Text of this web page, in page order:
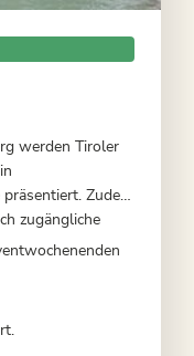
werden Tiroler
Zudem
zugängliche